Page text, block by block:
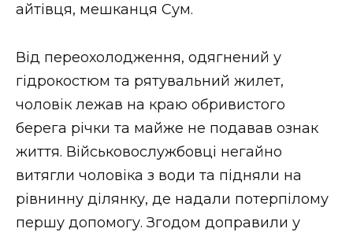
ФОТО
айтівця, мешканця Сум.
Від переохолодження, одягнений у
гідрокостюм та рятувальний жилет,
чоловік лежав на краю обривистого
берега річки та майже не подавав ознак
життя. Військовослужбовці негайно
витягли чоловіка з води та підняли на
рівнинну ділянку, де надали потерпілому
першу допомогу. Згодом доправили у